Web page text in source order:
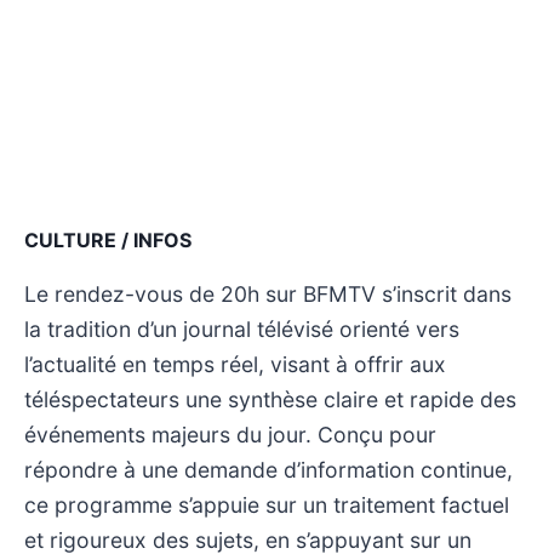
CULTURE / INFOS
Le rendez-vous de 20h sur BFMTV s’inscrit dans
la tradition d’un journal télévisé orienté vers
l’actualité en temps réel, visant à offrir aux
téléspectateurs une synthèse claire et rapide des
événements majeurs du jour. Conçu pour
répondre à une demande d’information continue,
ce programme s’appuie sur un traitement factuel
et rigoureux des sujets, en s’appuyant sur un